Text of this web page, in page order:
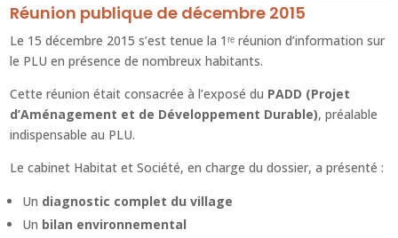
Réunion publique de décembre 2015
Le 15 décembre 2015 s’est tenue la 1ʳᵉ réunion d’information sur
le PLU en présence de nombreux habitants.
Cette réunion était consacrée à l’exposé du PADD (Projet
d’Aménagement et de Développement Durable), préalable
indispensable au PLU.
Le cabinet Habitat et Société, en charge du dossier, a présenté :
Un diagnostic complet du village
Un bilan environnemental